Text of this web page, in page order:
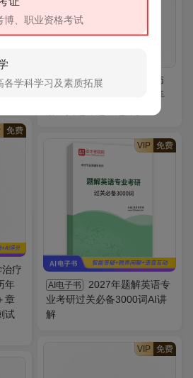
英
全套
2026年国际中文教师
证书考试全套资料【复习手
免费
疗
年
章
试
VIP 免费
AI电子书
2027年题解英语专
业考研过关必备3000词AI讲
解
VIP 免费
博、职业资格考试
各学科学习及素质拓展